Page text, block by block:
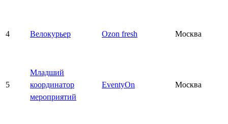
4 Велокурьер Ozon fresh Москва
5
Младший
координатор
мероприятий
EventyOn Москва